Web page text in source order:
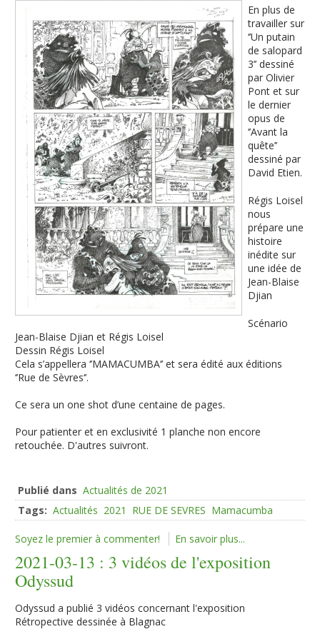
En plus de
travailler sur
‘’Un putain
de salopard
3’’ dessiné
par Olivier
Pont et sur
le dernier
opus de
‘’Avant la
quête’’
dessiné par
David Etien.
Régis Loisel
nous
prépare une
histoire
inédite sur
une idée de
Jean-Blaise
Djian
Scénario
Jean-Blaise Djian et Régis Loisel
Dessin Régis Loisel
Cela s’appellera ‘’MAMACUMBA‘’ et sera édité aux éditions
‘’Rue de Sèvres‘’.
Ce sera un one shot d’une centaine de pages.
Pour patienter et en exclusivité 1 planche non encore
retouchée. D'autres suivront.
Publié dans Actualités de 2021
Tags: Actualités 2021 RUE DE SEVRES Mamacumba
Soyez le premier à commenter! En savoir plus...
2021-03-13 : 3 vidéos de l'exposition
Odyssud
Odyssud a publié 3 vidéos concernant l'exposition
Rétropective dessinée à Blagnac